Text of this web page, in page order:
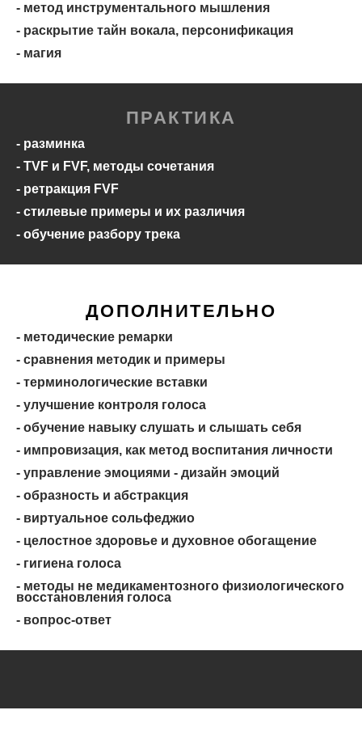
- метод инструментального мышления
- раскрытие тайн вокала, персонификация
- магия
ПРАКТИКА
- разминка
- TVF и FVF, методы сочетания
- ретракция FVF
- стилевые примеры и их различия
- обучение разбору трека
ДОПОЛНИТЕЛЬНО
- методические ремарки
- сравнения методик и примеры
- терминологические вставки
- улучшение контроля голоса
- обучение навыку слушать и слышать себя
- импровизация, как метод воспитания личности
- управление эмоциями - дизайн эмоций
- образность и абстракция
- виртуальное сольфеджио
- целостное здоровье и духовное обогащение
- гигиена голоса
- методы не медикаментозного физиологического
восстановления голоса
- вопрос-ответ